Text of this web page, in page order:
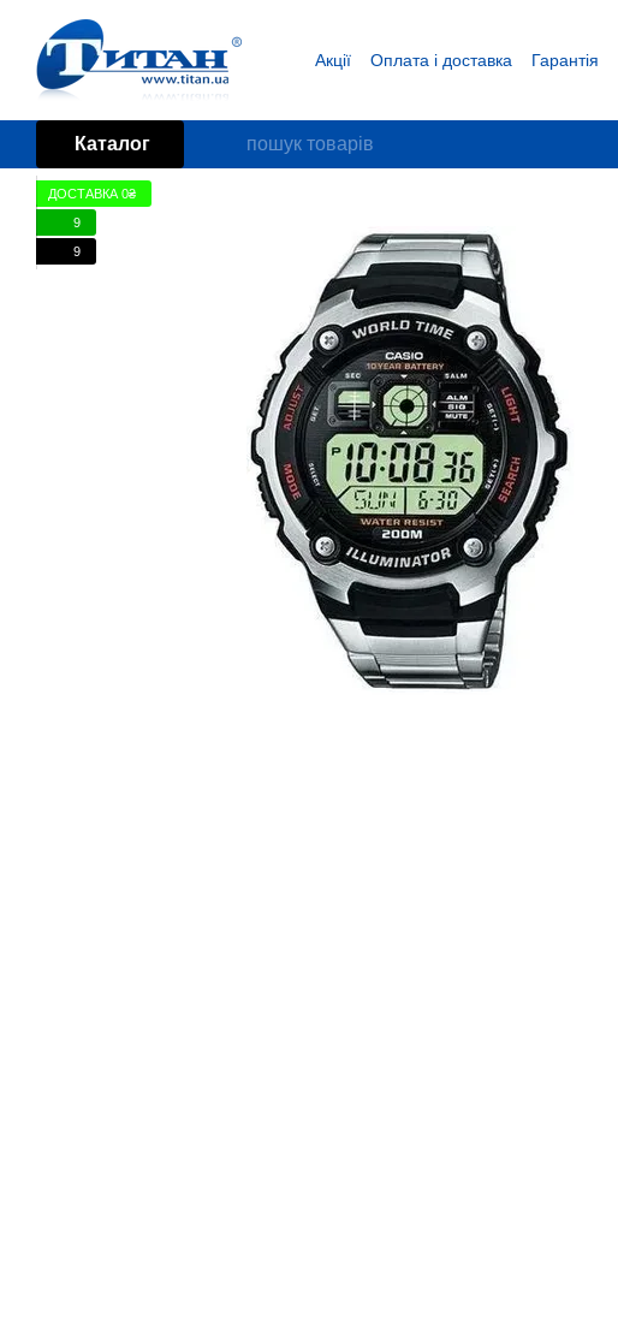
Перейти до основного контенту
Акції Оплата і доставка Гарантія
Каталог
ДОСТАВКА 0₴
9
9